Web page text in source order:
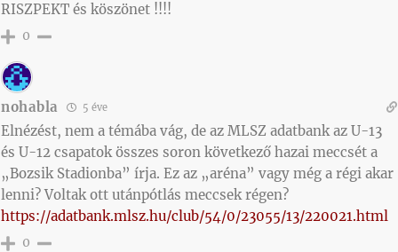
RISZPEKT és köszönet !!!!
0
nohabla 5 éve
Elnézést, nem a témába vág, de az MLSZ adatbank az U-13
és U-12 csapatok összes soron következő hazai meccsét a
„Bozsik Stadionba” írja. Ez az „aréna” vagy még a régi akar
lenni? Voltak ott utánpótlás meccsek régen?
https://adatbank.mlsz.hu/club/54/0/23055/13/220021.html
0